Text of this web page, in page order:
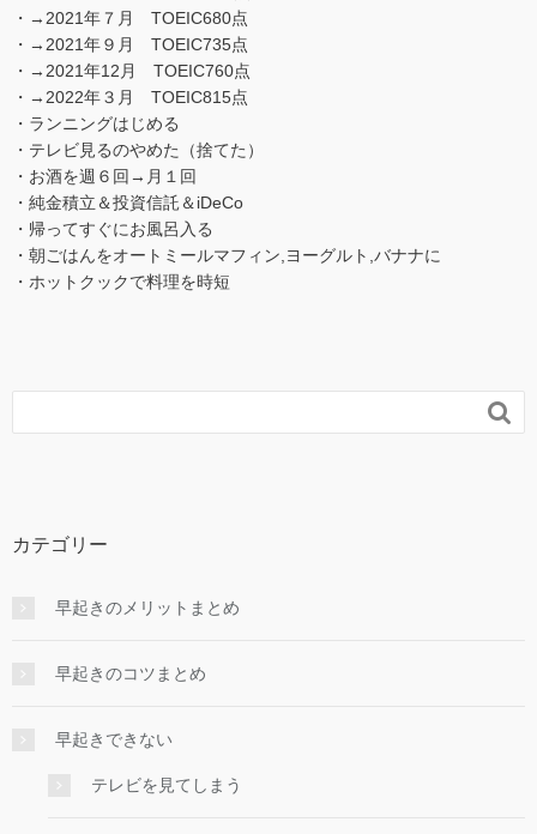
・→2021年７月 TOEIC680点
・→2021年９月 TOEIC735点
・→2021年12月 TOEIC760点
・→2022年３月 TOEIC815点
・ランニングはじめる
・テレビ見るのやめた（捨てた）
・お酒を週６回→月１回
・純金積立＆投資信託＆iDeCo
・帰ってすぐにお風呂入る
・朝ごはんをオートミールマフィン,ヨーグルト,バナナに
・ホットクックで料理を時短

カテゴリー
早起きのメリットまとめ
早起きのコツまとめ
早起きできない
テレビを見てしまう